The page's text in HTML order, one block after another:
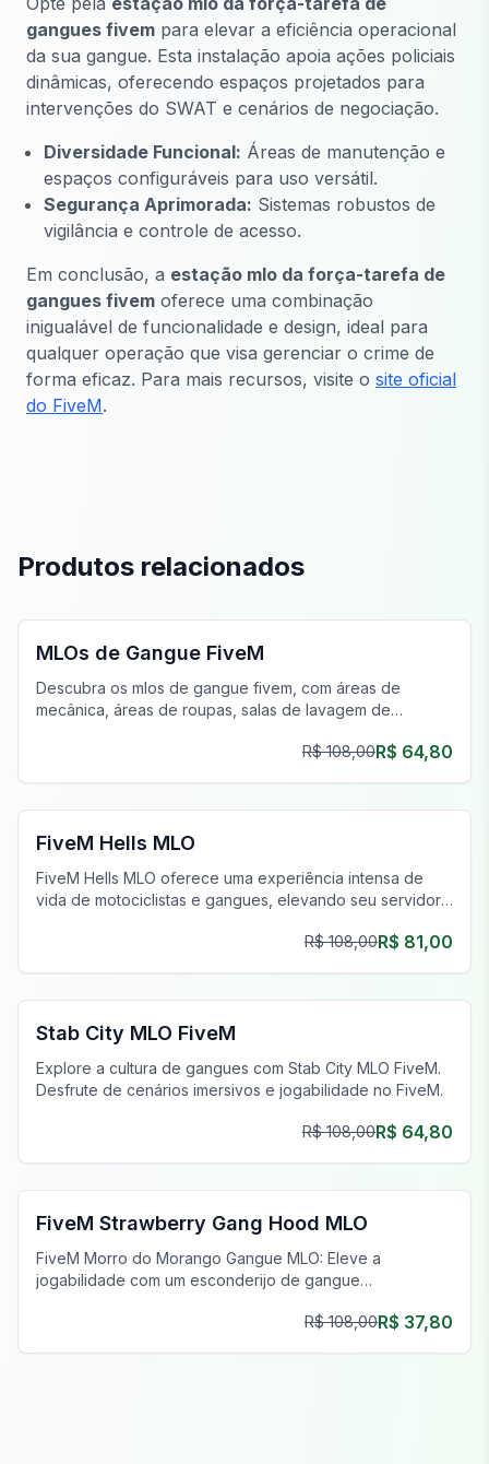
gangues fivem para elevar a eficiência operacional
da sua gangue. Esta instalação apoia ações policiais
dinâmicas, oferecendo espaços projetados para
intervenções do SWAT e cenários de negociação.
Diversidade Funcional: Áreas de manutenção e
espaços configuráveis para uso versátil.
Segurança Aprimorada: Sistemas robustos de
vigilância e controle de acesso.
Em conclusão, a estação mlo da força-tarefa de
gangues fivem oferece uma combinação
inigualável de funcionalidade e design, ideal para
qualquer operação que visa gerenciar o crime de
forma eficaz. Para mais recursos, visite o site oficial
do FiveM.
Produtos relacionados
MLOs de Gangue FiveM
Descubra os mlos de gangue fivem, com áreas de
mecânica, áreas de roupas, salas de lavagem de
R$ 108,00R$ 64,80
FiveM Gangue MLO
FiveM Hells MLO
FiveM Hells MLO oferece uma experiência intensa de
vida de motociclistas e gangues, elevando seu servidor
R$ 108,00R$ 81,00
FiveM Gangue MLO
Stab City MLO FiveM
Explore a cultura de gangues com Stab City MLO FiveM.
Desfrute de cenários imersivos e jogabilidade no FiveM.
R$ 108,00R$ 64,80
FiveM Gangue MLO
FiveM Strawberry Gang Hood MLO
FiveM Morro do Morango Gangue MLO: Eleve a
jogabilidade com um esconderijo de gangue
R$ 108,00R$ 37,80